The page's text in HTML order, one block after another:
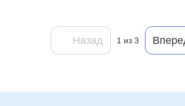
Назад 1 из 3